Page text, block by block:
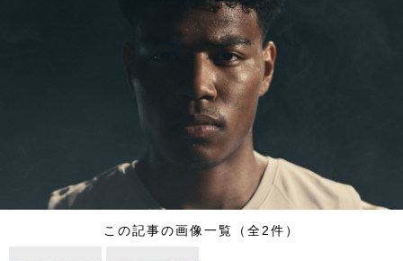
この記事の画像一覧（全2件）